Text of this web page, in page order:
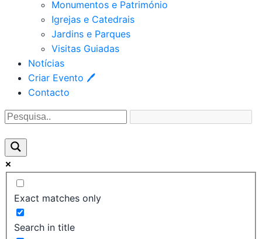
Monumentos e Património
Igrejas e Catedrais
Jardins e Parques
Visitas Guiadas
Notícias
Criar Evento 🖊
Contacto
Exact matches only
Search in title